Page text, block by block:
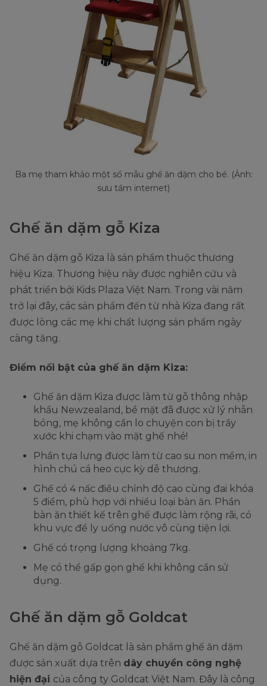
Ba mẹ tham khảo một số mẫu ghế ăn dặm cho bé. (Ảnh:
sưu tầm internet)
Ghế ăn dặm gỗ Kiza
Ghế ăn dặm gỗ Kiza là sản phẩm thuộc thương
hiệu Kiza. Thương hiệu này được nghiên cứu và
phát triển bởi Kids Plaza Việt Nam. Trong vài năm
trở lại đây, các sản phẩm đến từ nhà Kiza đang rất
được lòng các mẹ khi chất lượng sản phẩm ngày
càng tăng.
Điểm nổi bật của ghế ăn dặm Kiza:
Ghế ăn dặm Kiza được làm từ gỗ thông nhập
khẩu Newzealand, bề mặt đã được xử lý nhẵn
bóng, mẹ không cần lo chuyện con bị trầy
xước khi chạm vào mặt ghế nhé!
Phần tựa lưng được làm từ cao su non mềm, in
hình chú cá heo cực kỳ dễ thương.
Ghế có 4 nấc điều chỉnh độ cao cùng đai khóa
5 điểm, phù hợp với nhiều loại bàn ăn. Phần
bàn ăn thiết kế trên ghế được làm rộng rãi, có
khu vực để ly uống nước vô cùng tiện lợi.
Ghế có trọng lượng khoảng 7kg.
Mẹ có thể gấp gọn ghế khi không cần sử
dụng.
Ghế ăn dặm gỗ Goldcat
Ghế ăn dặm gỗ Goldcat là sản phẩm ghế ăn dặm
được sản xuất dựa trên dây chuyền công nghệ
hiện đại của công ty Goldcat Việt Nam. Đây là công